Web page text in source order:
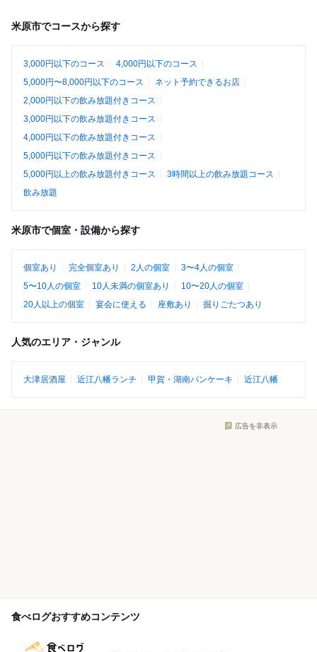
米原市でコースから探す
3,000円以下のコース
4,000円以下のコース
5,000円〜8,000円以下のコース
ネット予約できるお店
2,000円以下の飲み放題付きコース
3,000円以下の飲み放題付きコース
4,000円以下の飲み放題付きコース
5,000円以下の飲み放題付きコース
5,000円以上の飲み放題付きコース
3時間以上の飲み放題コース
飲み放題
米原市で個室・設備から探す
個室あり 完全個室あり 2人の個室
3〜4人の個室
5〜10人の個室
10人未満の個室あり
10〜20人の個室
20人以上の個室
宴会に使える 座敷あり 掘りごたつあり
人気のエリア・ジャンル
大津居酒屋 近江八幡ランチ 甲賀・湖南パンケーキ 近江八幡
広告を非表示
食べログおすすめコンテンツ